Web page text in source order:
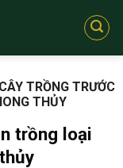
CÂY TRỒNG TRƯỚC
THỦY
trồng loại